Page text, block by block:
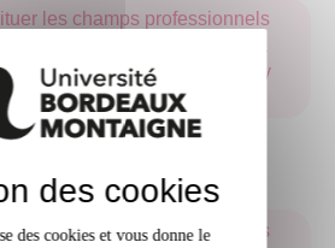
les champs professionnels
relation avec les acquis de la
les parcours possibles pour y
accéder
les champs professionnels
des cookies
des cookies et vous donne le